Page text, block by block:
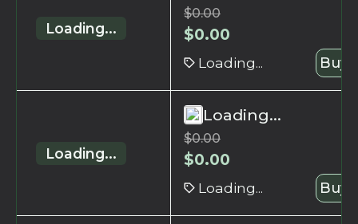
Loading...
$0.00
$0.00
Loading... Buy
Loading...
Loading...
$0.00
$0.00
Loading... Buy